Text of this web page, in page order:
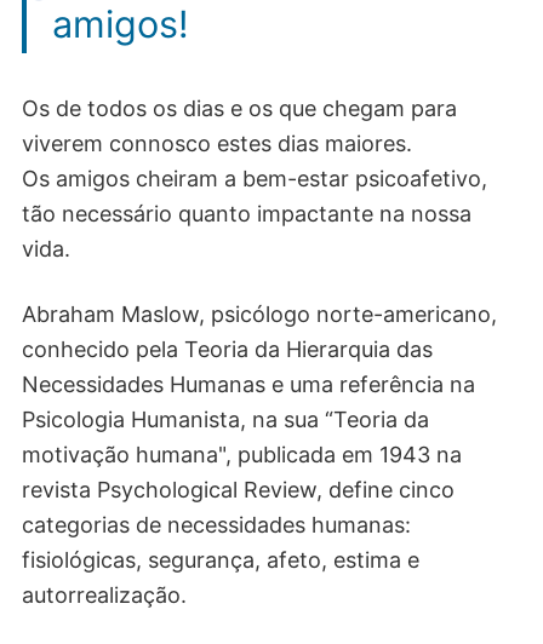
amigos!
Os de todos os dias e os que chegam para
viverem connosco estes dias maiores.
Os amigos cheiram a bem-estar psicoafetivo,
tão necessário quanto impactante na nossa
vida.
Abraham Maslow, psicólogo norte-americano,
conhecido pela Teoria da Hierarquia das
Necessidades Humanas e uma referência na
Psicologia Humanista, na sua “Teoria da
motivação humana", publicada em 1943 na
revista Psychological Review, define cinco
categorias de necessidades humanas:
fisiológicas, segurança, afeto, estima e
autorrealização.